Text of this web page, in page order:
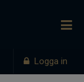
Logga in